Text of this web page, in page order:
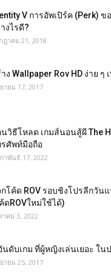
V การอัพเปิร์ค (Perk) ข
งไรดี?
ฎาคม 21, 2018
ง Wallpaper Rov HD ง่าย ๆ
ายน 17, 2017
วิธีโหลด เกมส์นอนสู้ผี The
ศัพท์มือถือ
าพันธ์ 17, 2022
โค้ด ROV รอบชิงโปรลีกวัน
ดROVใหม่ใช้ได้)
าคม 3, 2022
นดับเกม ที่ผู้หญิงเล่นเยอะ ใน
ายน 25, 2017